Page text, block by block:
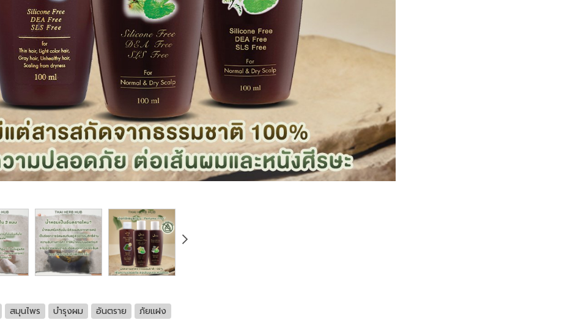
สมุนไพร บำรุงผม อันตราย ภัยแฝง